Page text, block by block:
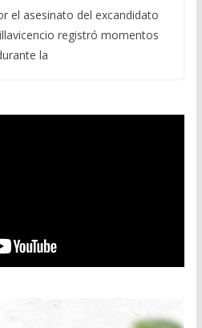
el asesinato del excandidato
registró momentos
la